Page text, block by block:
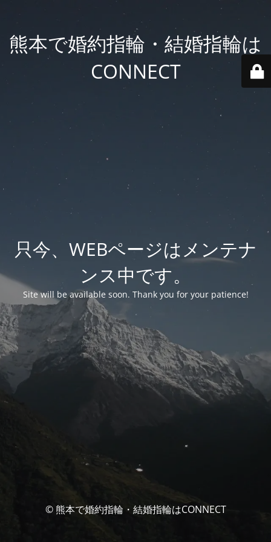
熊本で婚約指輪・結婚指輪は
CONNECT
只今、WEBページはメンテナ
ンス中です。
Site will be available soon. Thank you for your patience!
© 熊本で婚約指輪・結婚指輪はCONNECT